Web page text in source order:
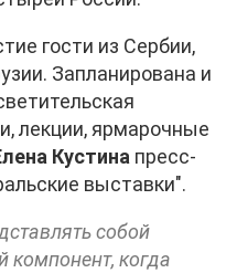
гости из Сербии,
Запланирована и
лекции, ярмарочные
Кустина пресс-
выставки".
собой
компонент, когда